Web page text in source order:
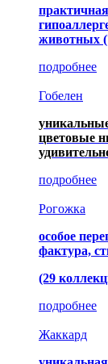
животных
подробнее
Гобелен
цветовые
подробнее
Рогожка
особое
фактура,
(29
подробнее
Жаккард